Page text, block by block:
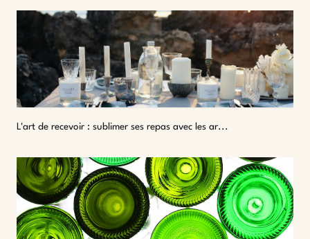
L'art de recevoir : sublimer ses repas avec les ar...